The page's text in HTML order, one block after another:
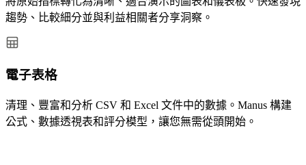
趨勢、比較細分並與利益相關者分享洞察。
電子表格
清理、豐富和分析 CSV 和 Excel 文件中的數據。Manus 構建
公式、數據透視表和評分模型，讓您無需從頭開始。